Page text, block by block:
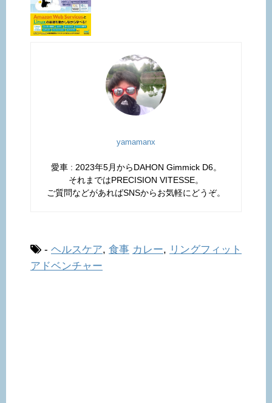
yamamanx
愛車 : 2023年5月からDAHON Gimmick D6。
それまではPRECISION VITESSE。
ご質問などがあればSNSからお気軽にどうぞ。
- ヘルスケア, 食事 カレー, リングフィット
アドベンチャー